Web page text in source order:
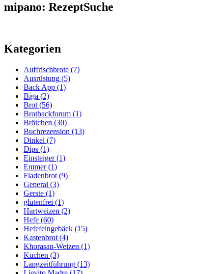
mipano: RezeptSuche
Kategorien
Auffrischbrote (7)
Ausrüstung (5)
Back App (1)
Biga (2)
Brot (56)
Brotbackforum (1)
Brötchen (30)
Buchrezension (13)
Dinkel (7)
Dips (1)
Einsteiger(1)
Emmer(1)
Fladenbrot (9)
General (3)
Gerste (1)
glutenfrei (1)
Hartweizen (2)
Hefe (60)
Hefefeingebäck (15)
Kastenbrot (4)
Khorasan-Weizen (1)
Kuchen (3)
Langzeitführung (13)